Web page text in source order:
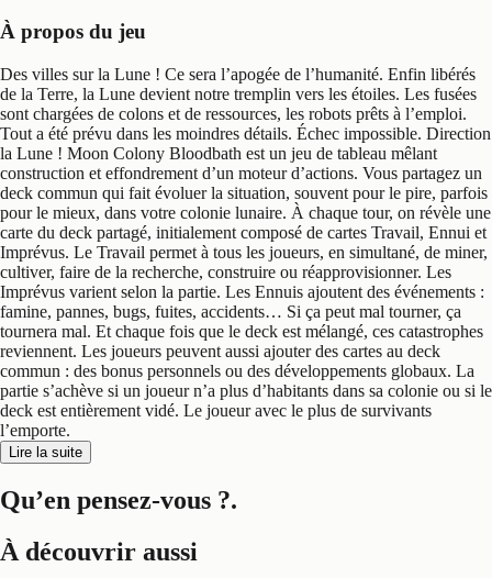
À propos du jeu
Des villes sur la Lune ! Ce sera l’apogée de l’humanité. Enfin libérés
de la Terre, la Lune devient notre tremplin vers les étoiles. Les fusées
sont chargées de colons et de ressources, les robots prêts à l’emploi.
Tout a été prévu dans les moindres détails. Échec impossible. Direction
la Lune ! Moon Colony Bloodbath est un jeu de tableau mêlant
construction et effondrement d’un moteur d’actions. Vous partagez un
deck commun qui fait évoluer la situation, souvent pour le pire, parfois
pour le mieux, dans votre colonie lunaire. À chaque tour, on révèle une
carte du deck partagé, initialement composé de cartes Travail, Ennui et
Imprévus. Le Travail permet à tous les joueurs, en simultané, de miner,
cultiver, faire de la recherche, construire ou réapprovisionner. Les
Imprévus varient selon la partie. Les Ennuis ajoutent des événements :
famine, pannes, bugs, fuites, accidents… Si ça peut mal tourner, ça
tournera mal. Et chaque fois que le deck est mélangé, ces catastrophes
reviennent. Les joueurs peuvent aussi ajouter des cartes au deck
commun : des bonus personnels ou des développements globaux. La
partie s’achève si un joueur n’a plus d’habitants dans sa colonie ou si le
deck est entièrement vidé. Le joueur avec le plus de survivants
l’emporte.
Lire la suite
Qu’en pensez-vous ?.
À découvrir aussi